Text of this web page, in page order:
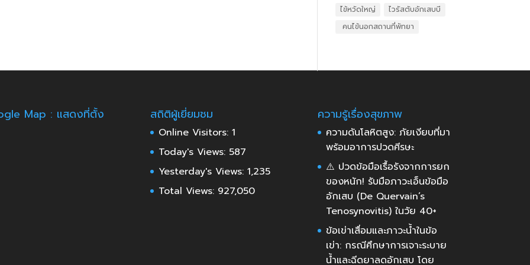
ไข้หวัดใหญ่
ไวรัสตับอักเสบบี
​ คนไข้นอกสถานที่พัทยา
Map : แสดงที่ตั้ง สถิติผู้เยี่ยมชม
Online Visitors: 1
Today's Views: 587
Yesterday's Views: 1,235
Total Views: 927,050
ความรู้เรื่องสุขภาพ
ความดันโลหิตสูง: ภัยเงียบที่มา
พร้อมอาการปวดศีรษะ
⚠️ ปวดข้อมือเรื้อรังจากการยก
ของหนัก! รับมือภาวะเอ็นข้อมือ
อักเสบ (De Quervain’s
Tenosynovitis) ในวัย 40+
ข้อเข่าเสื่อมและภาวะน้ำในข้อ
เข่า: กรณีศึกษาการเจาะระบาย
น้ำและฉีดยาลดอักเสบ โดย